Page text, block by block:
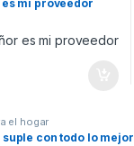
es mi proveedor
el hogar
suple con todo lo mejor